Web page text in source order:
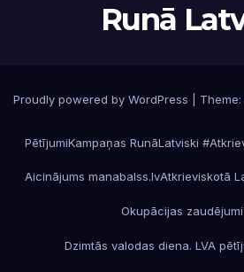
Runā
Proudly powered by WordPress Theme:
PētījumiKampaņas RunāLatviski
Aicinājums manabalss.lvAtkrieviskotā
Okupācijas zaudējumi
Dzimtās valodas diena. LVA